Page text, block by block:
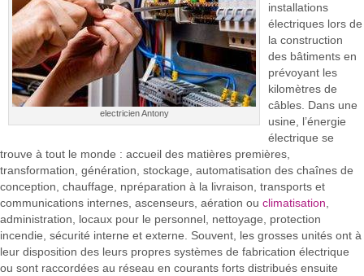
electricien Antony
installations
électriques lors de
la construction
des bâtiments en
prévoyant les
kilomètres de
câbles. Dans une
usine, l’énergie
électrique se
trouve à tout le monde : accueil des matières premières,
transformation, génération, stockage, automatisation des chaînes de
conception, chauffage, npréparation à la livraison, transports et
communications internes, ascenseurs, aération ou climatisation
administration, locaux pour le personnel, nettoyage, protection
incendie, sécurité interne et externe. Souvent, les grosses unités ont à
leur disposition des leurs propres systèmes de fabrication électrique
ou sont raccordées au réseau en courants forts distribués ensuite